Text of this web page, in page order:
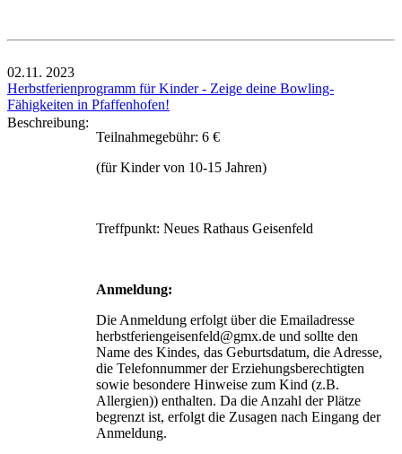
02.11. 2023
Herbstferienprogramm für Kinder - Zeige deine Bowling-
Fähigkeiten in Pfaffenhofen!
Beschreibung:
Teilnahmegebühr: 6 €
(für Kinder von 10-15 Jahren)
Treffpunkt: Neues Rathaus Geisenfeld
Anmeldung:
Die Anmeldung erfolgt über die Emailadresse
herbstferiengeisenfeld@gmx.de und sollte den
Name des Kindes, das Geburtsdatum, die Adresse,
die Telefonnummer der Erziehungsberechtigten
sowie besondere Hinweise zum Kind (z.B.
Allergien)) enthalten. Da die Anzahl der Plätze
begrenzt ist, erfolgt die Zusagen nach Eingang der
Anmeldung.